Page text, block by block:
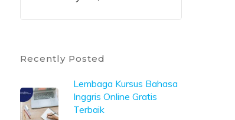
Recently Posted
Lembaga Kursus Bahasa
Inggris Online Gratis
Terbaik